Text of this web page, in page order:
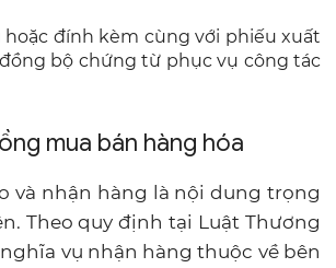
đính kèm cùng với phiếu xuất
bộ chứng từ phục vụ công tác
mua bán hàng hóa
và nhận hàng là nội dung trọng
Theo quy định tại Luật Thương
vụ nhận hàng thuộc về bên